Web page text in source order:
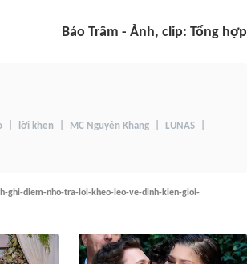
Bảo Trâm - Ảnh, clip: Tổng hợp
lời khen MC Nguyên Khang LUNAS
ghi-diem-nho-tra-loi-kheo-leo-ve-dinh-kien-gioi-